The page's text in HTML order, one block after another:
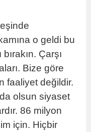
o geldi bu
Çarşı
Bize göre
faaliyet değildir.
olsun siyaset
86 milyon
için. Hiçbir